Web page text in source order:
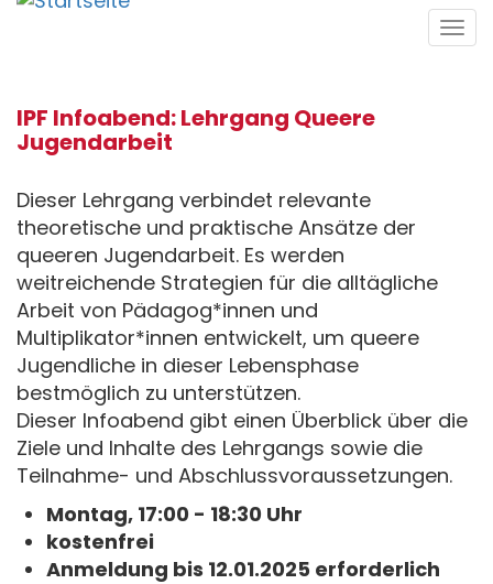
Direkt
IPF Infoabend: Lehrgang Queere
Jugendarbeit
Dieser Lehrgang verbindet relevante
theoretische und praktische Ansätze der
queeren Jugendarbeit. Es werden
weitreichende Strategien für die alltägliche
Arbeit von Pädagog*innen und
Multiplikator*innen entwickelt, um queere
Jugendliche in dieser Lebensphase
bestmöglich zu unterstützen.
Dieser Infoabend gibt einen Überblick über die
Ziele und Inhalte des Lehrgangs sowie die
Teilnahme- und Abschlussvoraussetzungen.
Montag, 17:00 - 18:30 Uhr
kostenfrei
Anmeldung bis 12.01.2025 erforderlich